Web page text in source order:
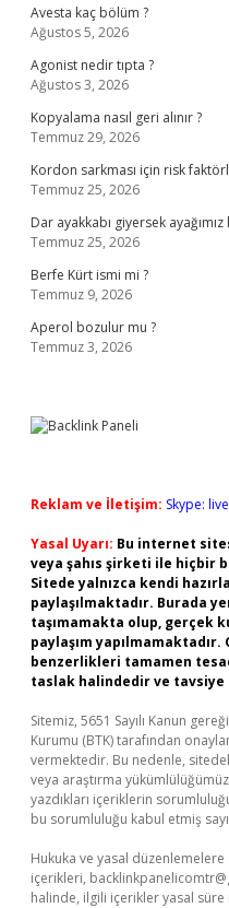
Avesta kaç bölüm ?
Ağustos 5, 2026
Agonist nedir tıpta ?
Ağustos 3, 2026
Kopyalama nasıl geri alınır ?
Temmuz 29, 2026
Kordon sarkması için risk
Temmuz 25, 2026
Dar ayakkabı giyersek
Temmuz 25, 2026
Berfe Kürt ismi mi ?
Temmuz 9, 2026
Aperol bozulur mu ?
Temmuz 3, 2026
Reklam ve İletişim: Skype:
Yasal Uyarı: Bu internet
veya şahıs şirketi ile hiçbir
Sitede yalnızca kendi
paylaşılmaktadır. Burada
taşımamakta olup, gerçek
paylaşım
benzerlikleri tamamen
taslak halindedir ve tavsiye
Sitemiz, 5651 Sayılı Kanun
Kurumu (BTK) tarafından
vermektedir. Bu nedenle,
veya araştırma
yazdıkları içeriklerin
bu sorumluluğu kabul etmiş
Hukuka ve yasal
içerikleri,
halinde, ilgili içerikler yasal süre